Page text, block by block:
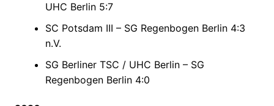
UHC Berlin 5:7
SC Potsdam III – SG Regenbogen Berlin 4:3
n.V.
SG Berliner TSC / UHC Berlin – SG
Regenbogen Berlin 4:0